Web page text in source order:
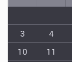
3
4
10
11